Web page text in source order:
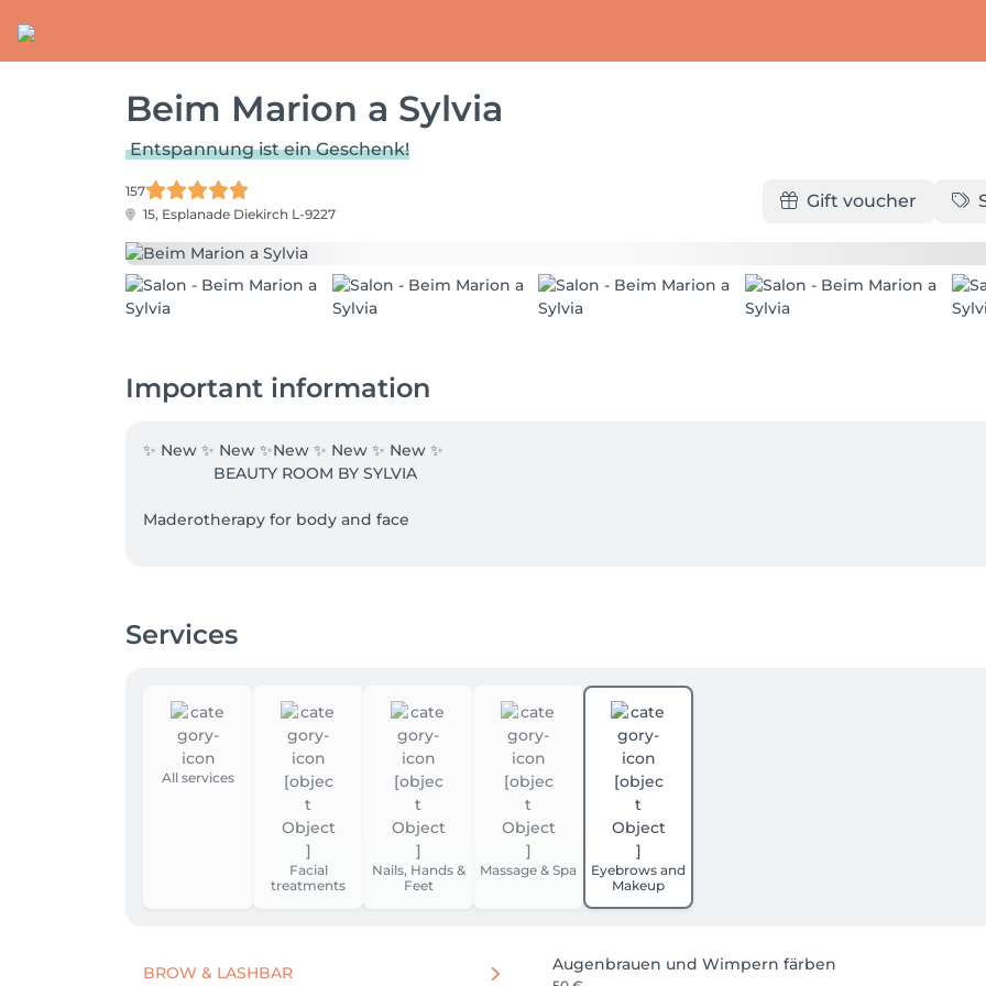
Beim Marion a Sylvia
Entspannung ist ein Geschenk!
157
15, Esplanade Diekirch L-9227
Gift voucher
Important information
✨ New ✨ New ✨New ✨ New ✨ New ✨
Maderotherapy for body and face
- Activates the lymphatic system
- After the operation
By stimulating the lymphatic system, the immune defence increases, you feel healthier and excess
Orthoses, customised and made directly in the shop !
Optimum feeling when walking!
Long-lasting pressure protection against corns, hallux valgus and pressure points!
Book today, directly via Salonkee or at 27808404.
Services
All services
Facial
treatments
Nails, Hands &
Feet
Massage & Spa
Eyebrows and
Makeup
BROW & LASHBAR Augenbrauen und Wimpern färben